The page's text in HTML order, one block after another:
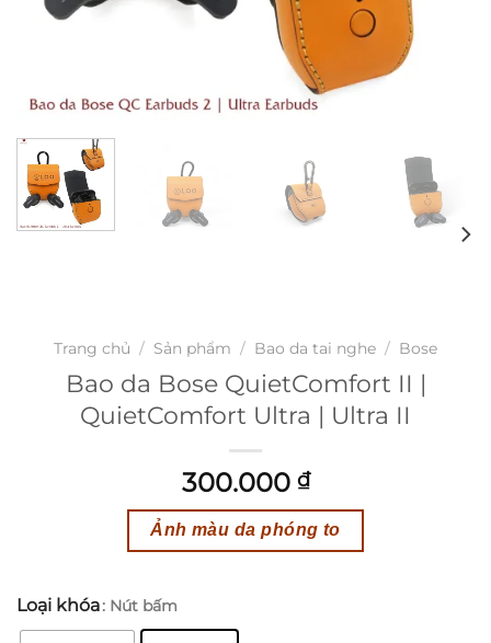
Trang chủ / Sản phẩm / Bao da tai nghe / Bose
Bao da Bose QuietComfort II |
QuietComfort Ultra | Ultra II
300.000 ₫
Ảnh màu da phóng to
Loại khóa: Nút bấm